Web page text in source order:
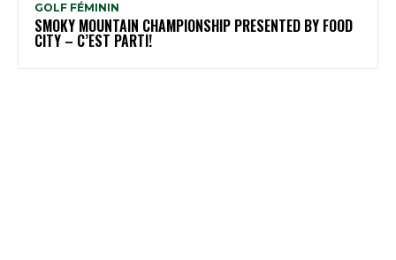
GOLF FÉMININ
SMOKY MOUNTAIN CHAMPIONSHIP PRESENTED BY FOOD
CITY – C’EST PARTI!